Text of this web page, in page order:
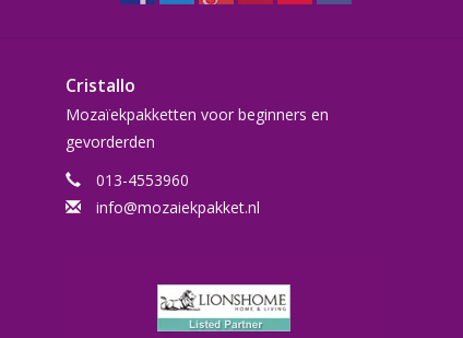
Cristallo
Mozaïekpakketten voor beginners en
gevorderden
013-4553960
info@mozaiekpakket.nl